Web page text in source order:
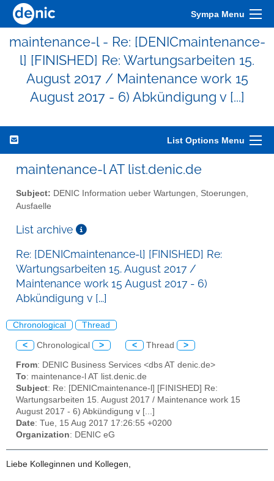
Sympa Menu
maintenance-l - Re: [DENICmaintenance-
l] [FINISHED] Re: Wartungsarbeiten 15.
August 2017 / Maintenance work 15
August 2017 - 6) Abkündigung v [...]
List Options Menu
maintenance-l AT list.denic.de
Subject: DENIC Information ueber Wartungen, Stoerungen,
Ausfaelle
List archive
Re: [DENICmaintenance-l] [FINISHED] Re:
Wartungsarbeiten 15. August 2017 /
Maintenance work 15 August 2017 - 6)
Abkündigung v [...]
Chronological Thread
< Chronological > < Thread >
From: DENIC Business Services <dbs AT denic.de>
To: maintenance-l AT list.denic.de
Subject: Re: [DENICmaintenance-l] [FINISHED] Re:
Wartungsarbeiten 15. August 2017 / Maintenance work 15
August 2017 - 6) Abkündigung v [...]
Date: Tue, 15 Aug 2017 17:26:55 +0200
Organization: DENIC eG
Liebe Kolleginnen und Kollegen,